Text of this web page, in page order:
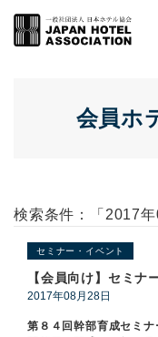
会員ホ
検索条件：「2017年
セミナー・イベント
【会員向け】セミナ
2017年08月28日
第８４回幹部育成セミ